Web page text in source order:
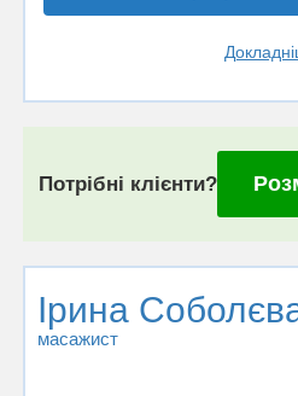
Потрібні клієнти?
Ірина
масажист